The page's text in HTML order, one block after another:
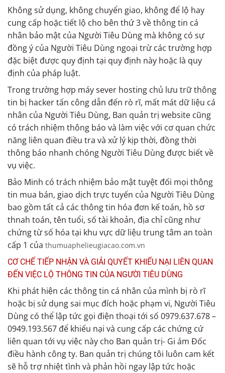
Không sử dụng, không chuyển giao, không để lộ hay
cung cấp hoặc tiết lộ cho bên thứ 3 về thông tin cá
nhân bảo mật của Người Tiêu Dùng mà không có sự
đồng ý của Người Tiêu Dùng ngoại trừ các trường hợp
đặc biệt được quy định tại quy định này hoặc là quy
định của pháp luật.
Trong trường hợp máy sever hosting chủ lưu trữ thông
tin bị hacker tấn công dẫn đến rò rĩ, mất mát dữ liệu cá
nhân của Người Tiêu Dùng, Ban quản trị website cũng
có trách nhiệm thông báo và làm việc với cơ quan chức
năng liên quan điều tra và xử lý kịp thời, đồng thời
thông báo nhanh chóng Người Tiêu Dùng được biết về
vụ việc.
Bảo Minh có trách nhiệm bảo mật tuyệt đối mọi thông
tin mua bán, giao dịch trực tuyến của Người Tiêu Dùng
bao gồm tất cả các thông tin hóa đơn kế toán, hồ sơ
thnah toán, tên tuổi, số tài khoản, địa chỉ cũng như
chứng từ số hóa tại khu vực dữ liệu trung tâm an toàn
cấp 1 của thumuaphelieugiacao.com.vn
CƠ CHẾ TIẾP NHẬN VÀ GIẢI QUYẾT KHIẾU NẠI LIÊN QUAN
ĐẾN VIỆC LỘ THÔNG TIN CỦA NGƯỜI TIÊU DÙNG
Khi phát hiện các thông tin cá nhân của mình bị rò rĩ
hoặc bị sử dụng sai mục đích hoặc phạm vi, Người Tiêu
Dùng có thể lập tức gọi điện thoại tới số 0979.637.678 –
0949.193.567 để khiếu nại và cung cấp các chứng cứ
liên quan tới vụ việc này cho Ban quản trị- Gi ám Đốc
điều hành công ty. Ban quản trị chúng tôi luôn cam kết
sẽ hỗ trợ nhiệt tình và phản hồi ngay lập tức hoặc